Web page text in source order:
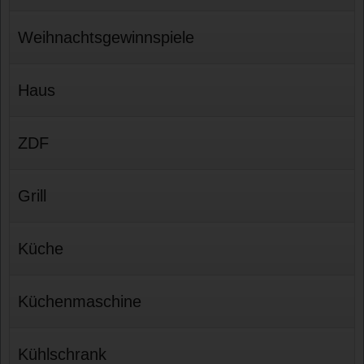
Weihnachtsgewinnspiele
Haus
ZDF
Grill
Küche
Küchenmaschine
Kühlschrank